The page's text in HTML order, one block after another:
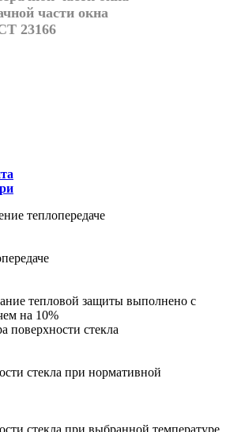
части окна
23166
теплопередаче
тепловой защиты выполнено с
на 10%
поверхности стекла
стекла при нормативной